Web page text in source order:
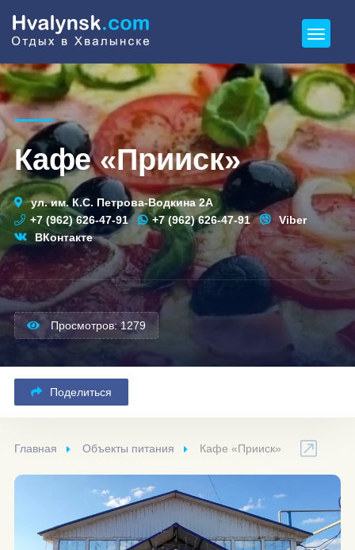
Кафе «Прииск»
ул. им. К.С. Петрова-Водкина 2А
+7 (962) 626-47-91
+7 (962) 626-47-91
Viber
ВКонтакте
Просмотров: 1279
Поделиться
Главная Объекты питания Кафе «Прииск»